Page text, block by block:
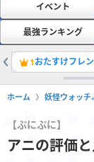
イベント
最強ランキング
1おたすけフレ
ホーム 妖怪ウォッ
【ぷにぷに】
アニの評価